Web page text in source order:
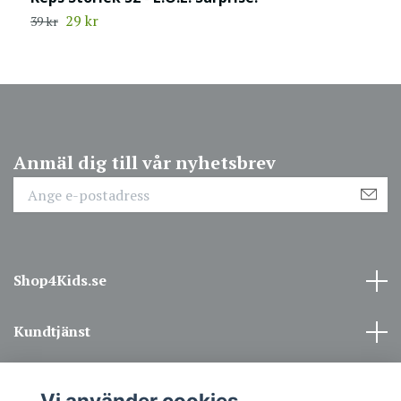
39 kr 29 kr
Anmäl dig till vår nyhetsbrev
Shop4Kids.se
Kundtjänst